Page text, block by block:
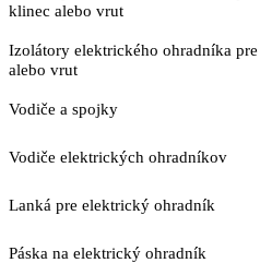
klinec alebo vrut
Izolátory elektrického ohradníka
alebo vrut
Vodiče a spojky
Vodiče elektrických ohradníkov
Lanká pre elektrický ohradník
Páska na elektrický ohradník